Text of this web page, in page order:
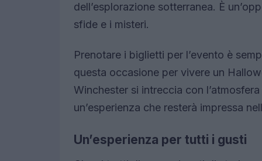
dell’esplorazione sotterranea. È
sfide e i misteri.
Prenotare i biglietti per l’evento è
questa occasione per vivere un
Winchester si intreccia con
un’esperienza che resterà impressa
Un’esperienza per tutti i gusti